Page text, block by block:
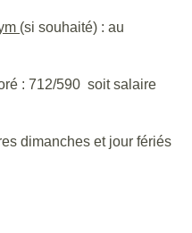
(si souhaité) : au
: 712/590 soit salaire
et jour fériés